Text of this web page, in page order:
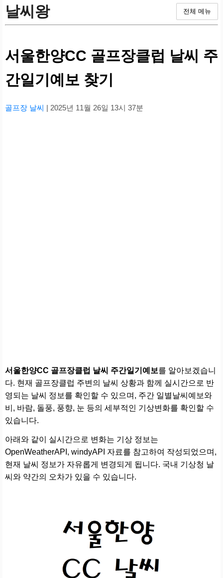
날씨왕 전체 메뉴
서울한양CC 골프장클럽 날씨 주
간일기예보 찾기
골프장 날씨 | 2025년 11월 26일 13시 37분
서울한양CC 골프장클럽 날씨 주간일기예보를 알아보겠습니
다. 현재 골프장클럽 주변의 날씨 상황과 함께 실시간으로 반
영되는 날씨 정보를 확인할 수 있으며, 주간 일별날씨예보와
비, 바람, 돌풍, 풍향, 눈 등의 세부적인 기상변화를 확인할 수
있습니다.
아래와 같이 실시간으로 변화는 기상 정보는
OpenWeatherAPI, windyAPI 자료를 참고하여 작성되었으며,
현재 날씨 정보가 자유롭게 변경되게 됩니다. 국내 기상청 날
씨와 약간의 오차가 있을 수 있습니다.